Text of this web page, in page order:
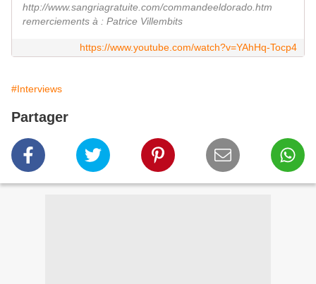
http://www.sangriagratuite.com/commandeeldorado.htm
remerciements à : Patrice Villembits
https://www.youtube.com/watch?v=YAhHq-Tocp4
#Interviews
Partager